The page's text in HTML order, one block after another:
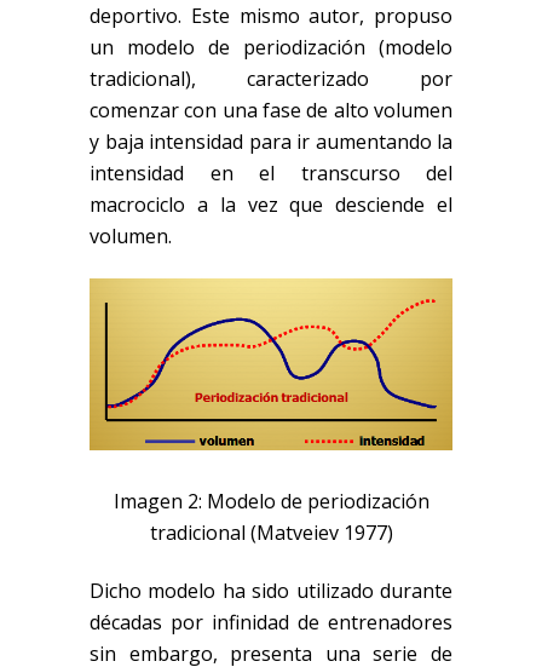
deportivo. Este mismo autor, propuso
un modelo de periodización (modelo
tradicional), caracterizado por
comenzar con una fase de alto volumen
y baja intensidad para ir aumentando la
intensidad en el transcurso del
macrociclo a la vez que desciende el
volumen.
Imagen 2: Modelo de periodización
tradicional (Matveiev 1977)
Dicho modelo ha sido utilizado durante
décadas por infinidad de entrenadores
sin embargo, presenta una serie de